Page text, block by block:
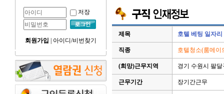
저장
회원가입 아이디/비번찾기
제목 호텔 베팅 일자
직종 호텔청소(룸메이
(희망)근무지역 경기 수원시 팔
근무기간 장기간근무